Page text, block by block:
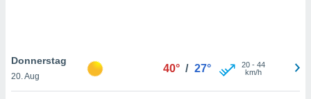
Donnerstag
20. Aug
40° / 27° 20- 44
km/h